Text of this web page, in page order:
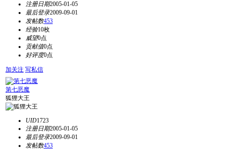
注册日期2005-01-05
最后登录2009-09-01
发帖数453
经验10枚
威望0点
贡献值0点
好评度0点
加关注 写私信
第七恶魔
狐狸大王
UID1723
注册日期2005-01-05
最后登录2009-09-01
发帖数453